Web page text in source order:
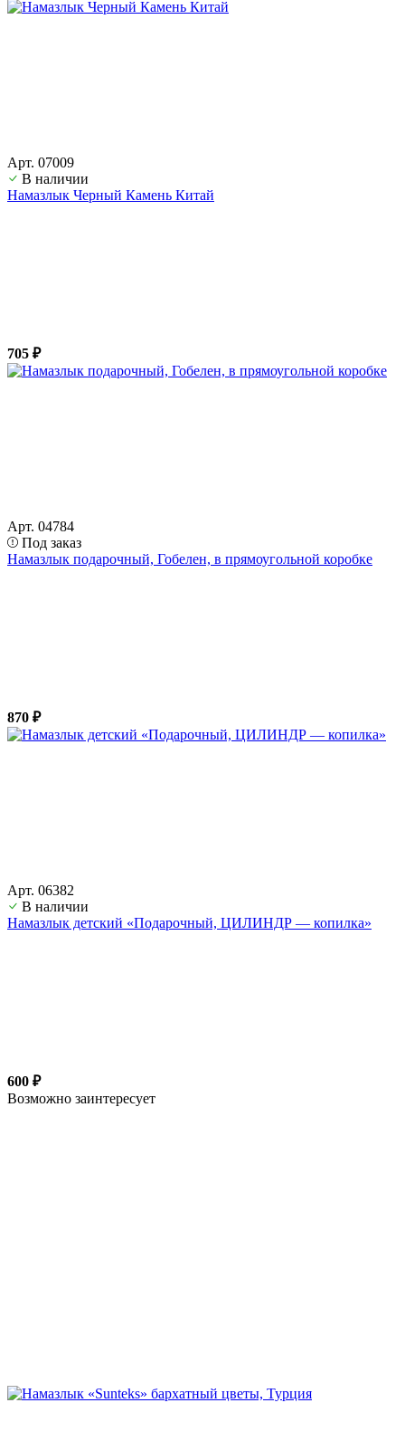
Арт. 07009
В наличии
Намазлык Черный Камень Китай
705 ₽
Арт. 04784
Под заказ
Намазлык подарочный, Гобелен, в прямоугольной коробке
870 ₽
Арт. 06382
В наличии
Намазлык детский «Подарочный, ЦИЛИНДР — копилка»
600 ₽
Возможно заинтересует